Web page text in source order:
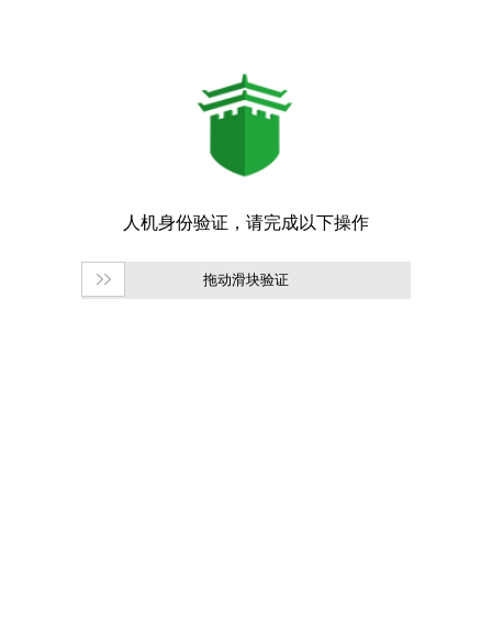
拖动滑块验证